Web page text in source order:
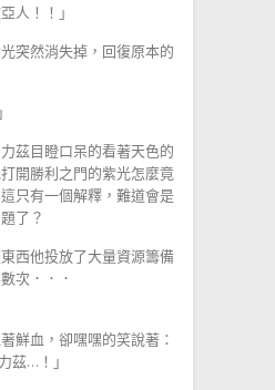
人！！」
突然消失掉，回復原本的
茲目瞪口呆的看著天色的
開勝利之門的紫光怎麼竟
只有一個解釋，難道會是
了？
西他投放了大量資源籌備
次．．．
鮮血，卻嘿嘿的笑說著：
茲…！」